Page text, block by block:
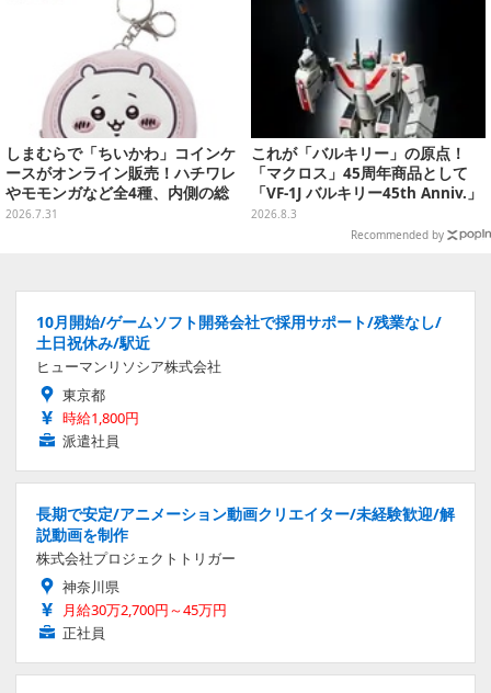
しまむらで「ちいかわ」コインケ
ースがオンライン販売！ハチワレ
やモモンガなど全4種、内側の総
柄デザインも注目
2026.7.31
これが「バルキリー」の原点！
「マクロス」45周年商品として
「VF-1J バルキリー45th Anniv.」
が予約開始
2026.8.3
Recommended by
10月開始/ゲームソフト開発会社で採用サポート/残業なし/
土日祝休み/駅近
ヒューマンリソシア株式会社
東京都
時給1,800円
派遣社員
長期で安定/アニメーション動画クリエイター/未経験歓迎/解
説動画を制作
株式会社プロジェクトトリガー
神奈川県
月給30万2,700円～45万円
正社員